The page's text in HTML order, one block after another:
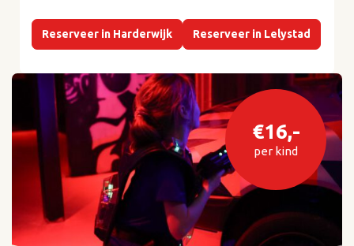
Reserveer in Harderwijk Reserveer in Lelystad
€16,-
per kind